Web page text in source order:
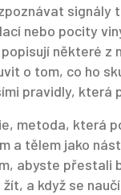
signály
nebo pocity
některé z
o tom, co ho
pravidly, která
, metoda, která
a tělem jako
abyste přestali
a když se